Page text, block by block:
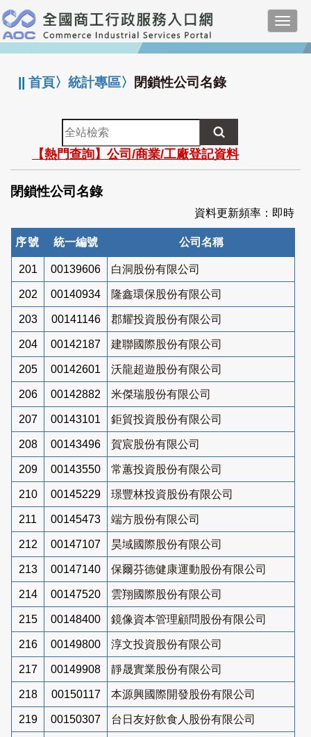
跳
到
主
要
:::
||首頁〉統計專區〉 閉鎖性公司名錄
全
站
檢
索
【熱門查詢】公司/商業/工廠登記資料
閉鎖性公司名錄
資料更新頻率：即時
序號 統一編號 公司名稱
201 00139606 白洞股份有限公司
202 00140934 隆鑫環保股份有限公司
203 00141146 郡耀投資股份有限公司
204 00142187 建聯國際股份有限公司
205 00142601 沃龍超遊股份有限公司
206 00142882 米傑瑞股份有限公司
207 00143101 鉅貿投資股份有限公司
208 00143496 賀宸股份有限公司
209 00143550 常蕙投資股份有限公司
210 00145229 璟豐林投資股份有限公司
211 00145473 端方股份有限公司
212 00147107 昊域國際股份有限公司
213 00147140 保爾芬德健康運動股份有限公司
214 00147520 雲翔國際股份有限公司
215 00148400 鏡像資本管理顧問股份有限公司
216 00149800 淳文投資股份有限公司
217 00149908 靜晟實業股份有限公司
218 00150117 本源興國際開發股份有限公司
219 00150307 台日友好飲食人股份有限公司